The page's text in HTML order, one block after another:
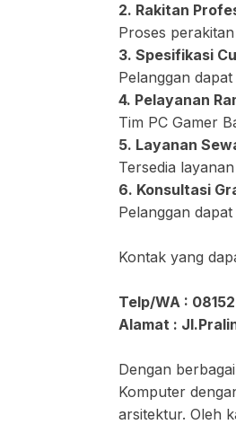
2. Rakitan
Proses
3. Spesifikasi
Pelanggan
4. Pelayanan
Tim PC Gamer
5. Layanan
Tersedia
6. Konsultasi
Pelanggan
Kontak yang
Telp/WA :
Alamat :
Dengan
Komputer
arsitektur. Oleh